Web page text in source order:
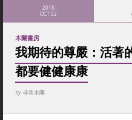
2018
OCT 02
木蘭書房
我期待的尊嚴：活著
都要健健康康
by 非常木蘭